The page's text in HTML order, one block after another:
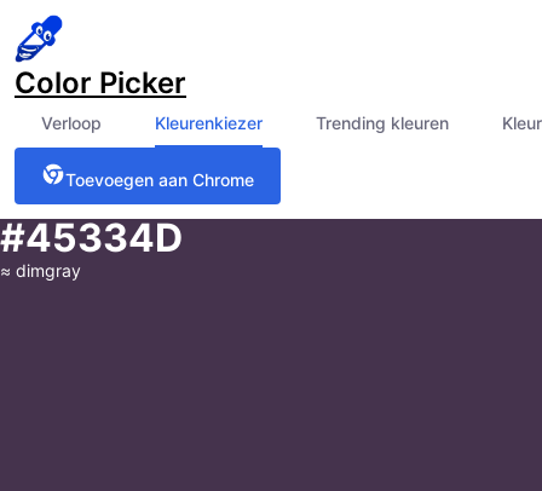
Color Picker
Verloop Kleurenkiezer Trending kleuren
Toevoegen aan Chrome
#45334D
≈ dimgray